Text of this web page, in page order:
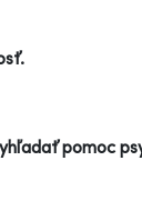
pomoc